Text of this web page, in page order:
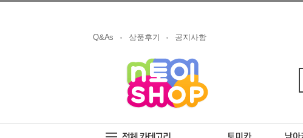
Q&As 상품후기 공지사항